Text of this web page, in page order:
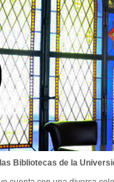
Bibliotecas de la